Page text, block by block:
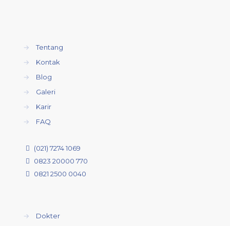
→
Tentang
→
Kontak
→
Blog
→
Galeri
→
Karir
→
FAQ
(021) 7274 1069
0823 20000 770
0821 2500 0040
→
Dokter